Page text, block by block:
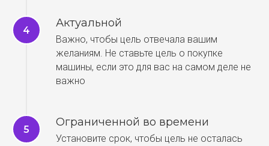
Актуальной
Важно, чтобы цель отвечала вашим
желаниям. Не ставьте цель о покупке
машины, если это для вас на самом деле не
важно
Ограниченной во времени
Установите срок, чтобы цель не осталась